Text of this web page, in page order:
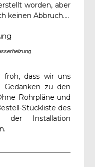
worden, aber
keinen Abbruch….
froh, dass wir uns
zu den
Rohrpläne und
Stückliste des
der Installation